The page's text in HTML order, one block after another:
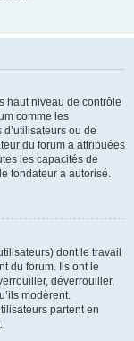
haut niveau de contrôle
comme les
ou de
du forum a attribuées
les capacités de
fondateur a autorisé.
dont le travail
du forum. Ils ont le
déverrouiller,
modèrent.
partent en